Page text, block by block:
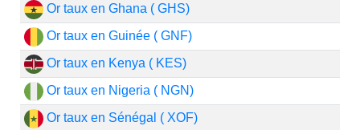
Or taux en Ghana ( GHS)
Or taux en Guinée ( GNF)
Or taux en Kenya ( KES)
Or taux en Nigeria ( NGN)
Or taux en Sénégal ( XOF)